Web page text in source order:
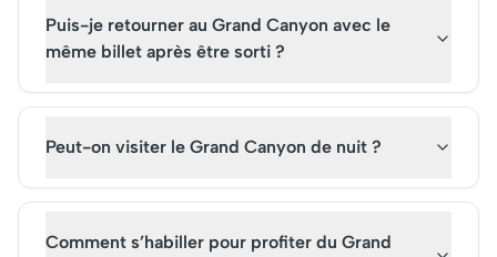
Puis-je retourner au Grand Canyon avec le
même billet après être sorti ?
Peut-on visiter le Grand Canyon de nuit ?
Comment s’habiller pour profiter du Grand